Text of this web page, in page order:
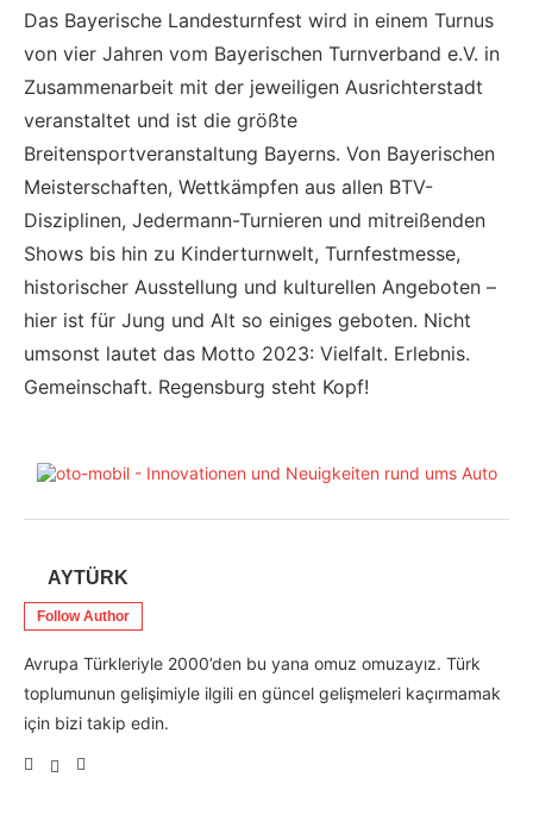
Das Bayerische Landesturnfest wird in einem Turnus
von vier Jahren vom Bayerischen Turnverband e.V. in
Zusammenarbeit mit der jeweiligen Ausrichterstadt
veranstaltet und ist die größte
Breitensportveranstaltung Bayerns. Von Bayerischen
Meisterschaften, Wettkämpfen aus allen BTV-
Disziplinen, Jedermann-Turnieren und mitreißenden
Shows bis hin zu Kinderturnwelt, Turnfestmesse,
historischer Ausstellung und kulturellen Angeboten –
hier ist für Jung und Alt so einiges geboten. Nicht
umsonst lautet das Motto 2023: Vielfalt. Erlebnis.
Gemeinschaft. Regensburg steht Kopf!
AYTÜRK
Follow Author
Avrupa Türkleriyle 2000’den bu yana omuz omuzayız. Türk
toplumunun gelişimiyle ilgili en güncel gelişmeleri kaçırmamak
için bizi takip edin.